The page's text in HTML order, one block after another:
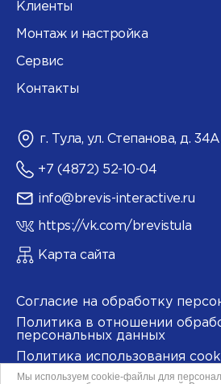
Клиенты
Монтаж и настройка
Сервис
Контакты
г. Тула, ул. Степанова, д. 34А
+7 (4872) 52-10-04
info@brevis-interactive.ru
https://vk.com/brevistula
Карта сайта
Согласие на обработку
Политика в отношении
персональных данных
Политика использования
Согласие на обработку
Мы используем cookie-файлы для